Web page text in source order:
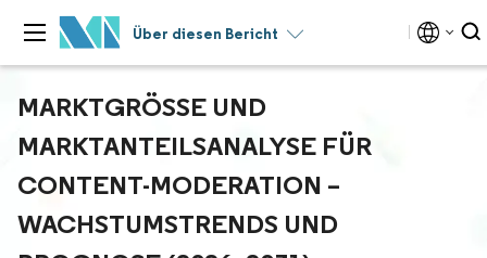
Über diesen Bericht
MARKTGRÖSSE UND M
ARKTANTEILSANALYSE FÜR C
ONTENT-MODERATION – W
ACHSTUMSTRENDS UND P